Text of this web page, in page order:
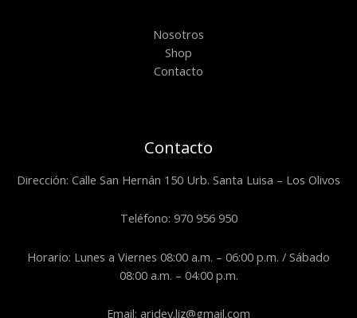
Nosotros
Shop
Contacto
Contacto
Dirección: Calle San Hernán 150 Urb. Santa Luisa – Los Olivos
Teléfono: 970 956 950
Horario: Lunes a Viernes 08:00 a.m. – 06:00 p.m. / Sábado
08:00 a.m. – 04:00 p.m.
Email: aridey.liz@gmail.com